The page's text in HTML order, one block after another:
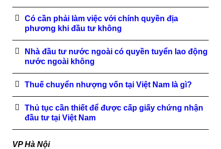
Có cần phải làm việc với chính quyền địa
phương khi đầu tư không
Nhà đầu tư nước ngoài có quyền tuyển lao động
nước ngoài không
Thuế chuyển nhượng vốn tại Việt Nam là gì?
Thủ tục cần thiết để được cấp giấy chứng nhận
đầu tư tại Việt Nam
VP Hà Nội